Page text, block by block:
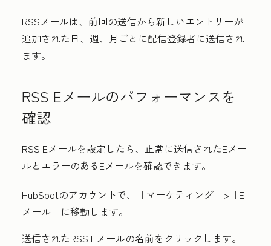
RSSメールは、前回の送信から新しいエントリーが
追加された日、週、月ごとに配信登録者に送信され
ます。
RSS Eメールのパフォーマンスを
確認
RSS Eメールを設定したら、正常に送信されたEメー
ルとエラーのあるEメールを確認できます。
HubSpotのアカウントで、［マーケティング］ >［E
メール］ に移動します。
送信されたRSS Eメールの名前をクリックします。